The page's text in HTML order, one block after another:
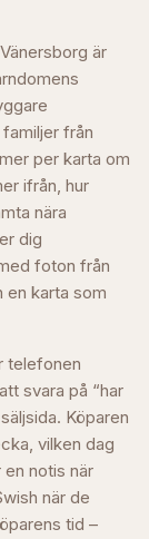
är
från
per karta om
ifrån, hur
nära
dig
foton från
en karta som
telefonen
svara på “har
Köparen
vilken dag
notis när
när de
tid –